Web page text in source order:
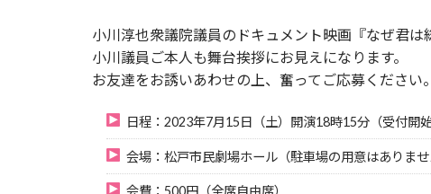
小川淳也衆議院議員のドキュメント映画『なぜ君は
小川議員ご本人も舞台挨拶にお見えになります。
お友達をお誘いあわせの上、奮ってご応募ください。
日程：2023年7月15日（土）開演18時15分（受付開始
会場：松戸市民劇場ホール（駐車場の用意はありませ
会費：500円（全席自由席）